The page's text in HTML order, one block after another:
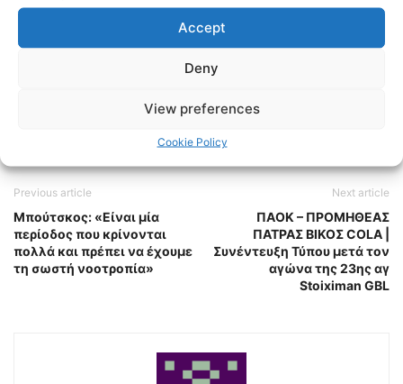
Accept
Deny
View preferences
Cookie Policy
BASKETBALL ΠΑΟΚ
Previous article
Μπούτσκος: «Είναι μία
περίοδος που κρίνονται
πολλά και πρέπει να έχουμε
τη σωστή νοοτροπία»
Next article
ΠΑΟΚ – ΠΡΟΜΗΘΕΑΣ
ΠΑΤΡΑΣ ΒΙΚΟΣ COLA |
Συνέντευξη Τύπου μετά τον
αγώνα της 23ης αγ
Stoiximan GBL